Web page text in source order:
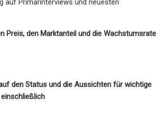
Preis, den Marktanteil und die Wachstumsrate
den Status und die Aussichten für wichtige